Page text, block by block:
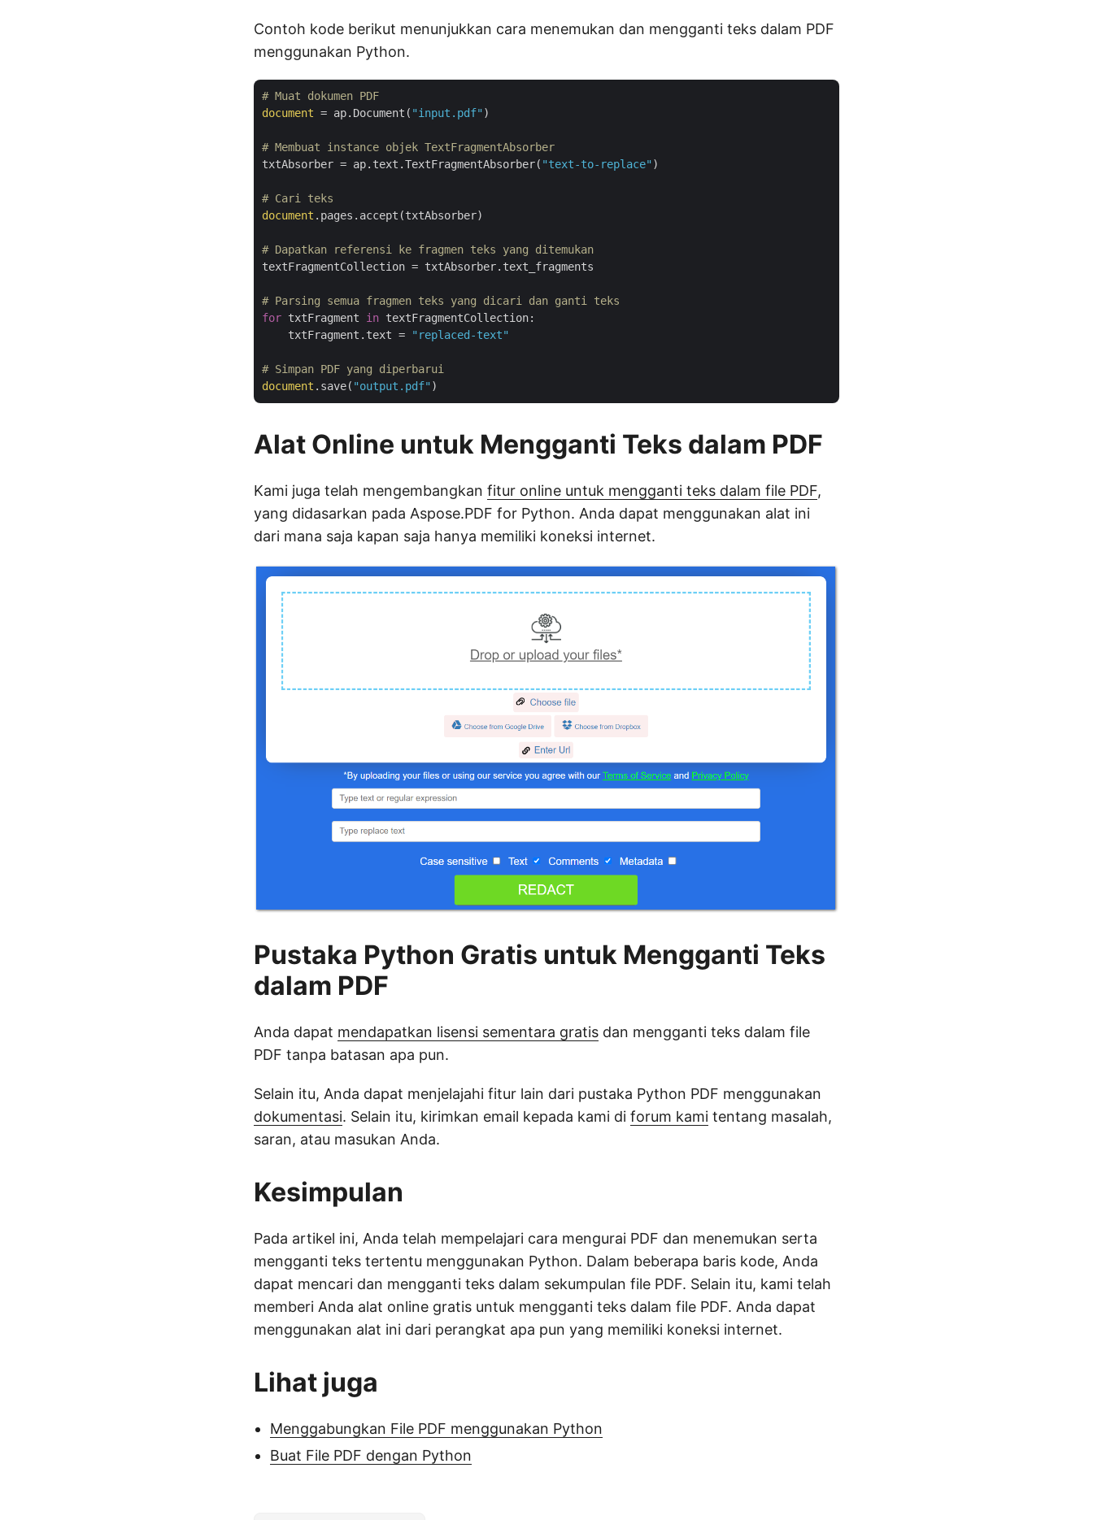
Contoh kode berikut menunjukkan cara menemukan dan mengganti teks dalam PDF
menggunakan Python.
# Muat dokumen PDF
document = ap.Document( "input.pdf" )
# Membuat instance objek TextFragmentAbsorber
txtAbsorber = ap.text.TextFragmentAbsorber( "text-to-replace" )
# Cari teks
document .pages.accept(txtAbsorber)
# Dapatkan referensi ke fragmen teks yang ditemukan
textFragmentCollection = txtAbsorber.text_fragments
# Parsing semua fragmen teks yang dicari dan ganti teks
for txtFragment in textFragmentCollection:
    txtFragment.text =
"replaced-text"
# Simpan PDF yang diperbarui
document .save( "output.pdf"
Alat Online untuk Mengganti Teks dalam PDF
Kami juga telah mengembangkan fitur online untuk mengganti teks dalam file PDF,
yang didasarkan pada Aspose.PDF for Python. Anda dapat menggunakan alat ini
dari mana saja kapan saja hanya memiliki koneksi internet.
Pustaka Python Gratis untuk Mengganti Teks
dalam PDF
Anda dapat mendapatkan lisensi sementara gratis dan mengganti teks dalam file
PDF tanpa batasan apa pun.
Selain itu, Anda dapat menjelajahi fitur lain dari pustaka Python PDF menggunakan
dokumentasi. Selain itu, kirimkan email kepada kami di forum kami tentang masalah,
saran, atau masukan Anda.
Kesimpulan
Pada artikel ini, Anda telah mempelajari cara mengurai PDF dan menemukan serta
mengganti teks tertentu menggunakan Python. Dalam beberapa baris kode, Anda
dapat mencari dan mengganti teks dalam sekumpulan file PDF. Selain itu, kami telah
memberi Anda alat online gratis untuk mengganti teks dalam file PDF. Anda dapat
menggunakan alat ini dari perangkat apa pun yang memiliki koneksi internet.
Lihat juga
Menggabungkan File PDF menggunakan Python
Buat File PDF dengan Python